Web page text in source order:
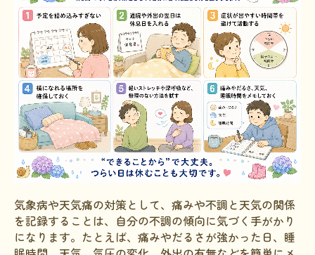
気象病や天気痛の対策として、痛みや不調と天気の関係
を記録することは、自分の不調の傾向に気づく手がかり
になります。たとえば、痛みやだるさが強かった日、睡